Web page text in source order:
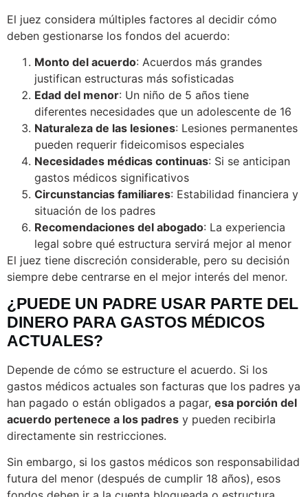
El juez considera múltiples factores al decidir cómo
deben gestionarse los fondos del acuerdo:
Monto del acuerdo: Acuerdos más grandes
justifican estructuras más sofisticadas
Edad del menor: Un niño de 5 años tiene
diferentes necesidades que un adolescente de 16
Naturaleza de las lesiones: Lesiones permanentes
pueden requerir fideicomisos especiales
Necesidades médicas continuas: Si se anticipan
gastos médicos significativos
Circunstancias familiares: Estabilidad financiera y
situación de los padres
Recomendaciones del abogado: La experiencia
legal sobre qué estructura servirá mejor al menor
El juez tiene discreción considerable, pero su decisión
siempre debe centrarse en el mejor interés del menor.
¿PUEDE UN PADRE USAR PARTE DEL
DINERO PARA GASTOS MÉDICOS
ACTUALES?
Depende de cómo se estructure el acuerdo. Si los
gastos médicos actuales son facturas que los padres ya
han pagado o están obligados a pagar, esa porción del
acuerdo pertenece a los padres y pueden recibirla
directamente sin restricciones.
Sin embargo, si los gastos médicos son responsabilidad
futura del menor (después de cumplir 18 años), esos